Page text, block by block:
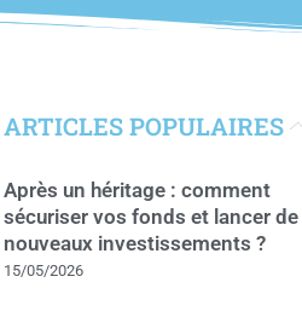
ARTICLES POPULAIRES
Après un héritage : comment
sécuriser vos fonds et lancer de
nouveaux investissements ?
15/05/2026